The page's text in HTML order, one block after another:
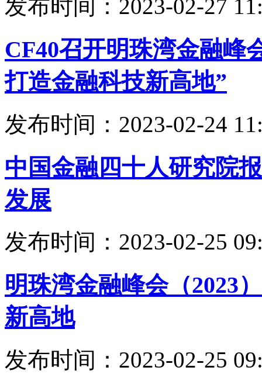
发布时间：2023-02-27
CF40召开明珠湾金融峰
打造金融科技新高地”
发布时间：2023-02-24
中国金融四十人研究院
发展
发布时间：2023-02-25
明珠湾金融峰会（2023
新高地
发布时间：2023-02-25